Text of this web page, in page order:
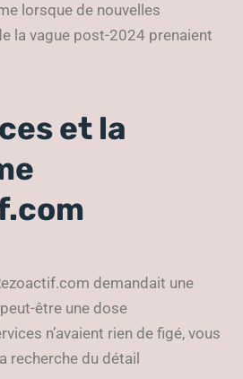
lorsque de nouvelles
la vague post-2024 prenaient
et la
demandait une
être une dose
n’avaient rien de figé, vous
recherche du détail